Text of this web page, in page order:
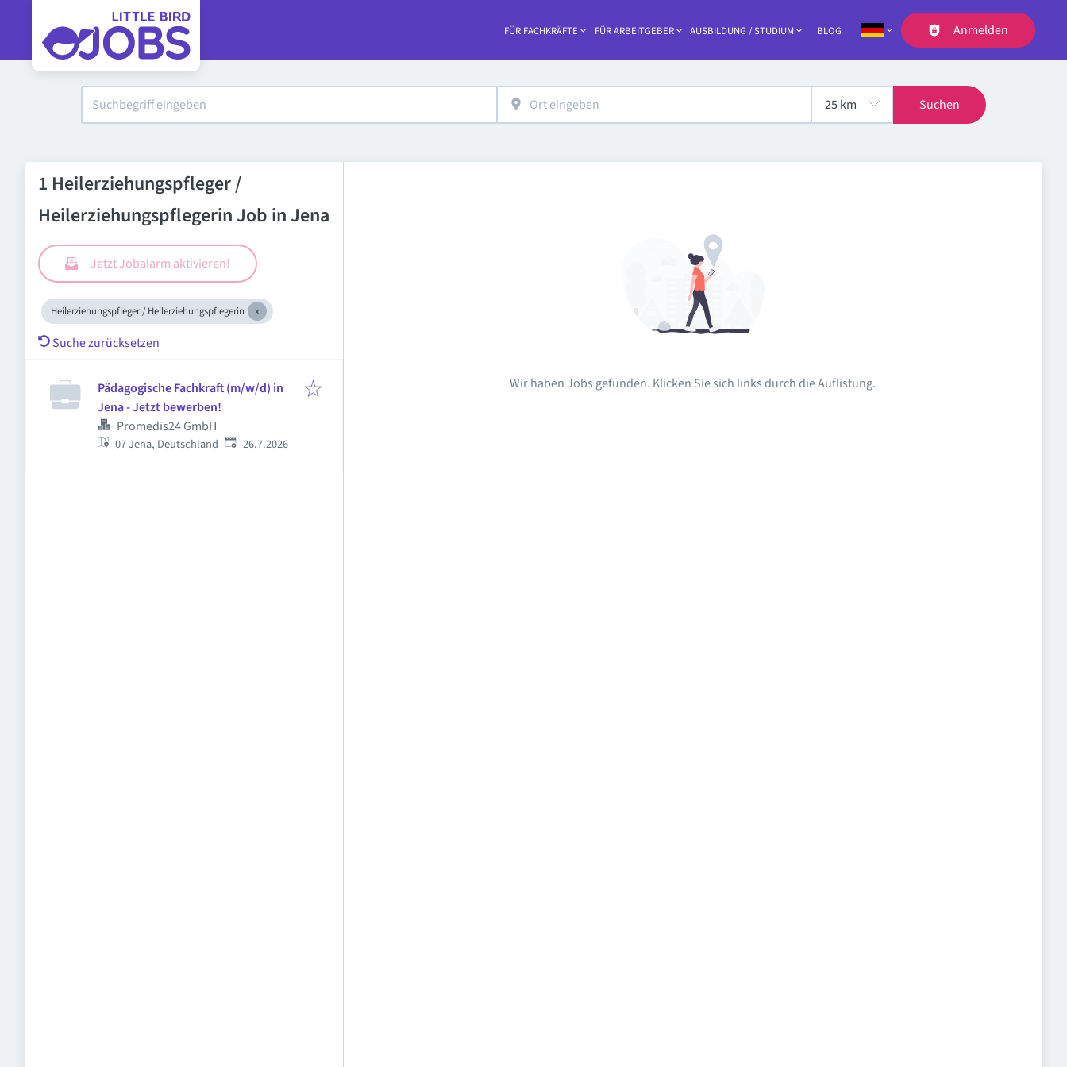
Haupt-Navigation
FÜR FACHKRÄFTE FÜR ARBEITGEBER AUSBILDUNG / STUDIUM BLOG Anmelden
Suchen
1 Heilerziehungspfleger /
Heilerziehungspflegerin Job in Jena
Jetzt Jobalarm aktivieren!
Heilerziehungspfleger / Heilerziehungspflegerin
Suche zurücksetzen
Pädagogische Fachkraft (m/w/d) in
Jena - Jetzt bewerben!
Promedis24 GmbH
07 Jena, Deutschland Veröffentlicht
26.7.2026
Wir haben Jobs gefunden. Klicken Sie sich links durch die Auflistung.